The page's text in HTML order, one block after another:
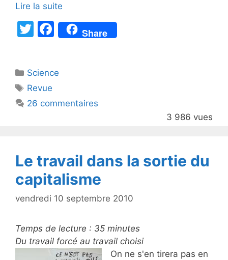
Lire la suite
T
er
F
a
e
o
Share
Catégories
Science
Étiquettes
Revue
26 commentaires
3 986 vues
Le travail dans la sortie du
capitalisme
vendredi 10 septembre 2010
Temps de lecture : 35 minutes
Du travail forcé au travail choisi
On ne s'en tirera pas en